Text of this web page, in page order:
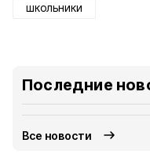
школьники
Последние
Все новости